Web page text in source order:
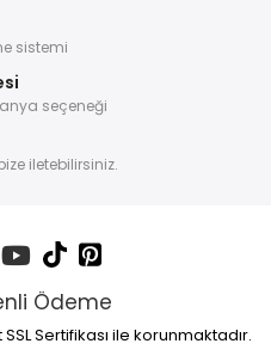
sistemi
seçeneği
iletebilirsiniz.
Ödeme
Sertifikası ile korunmaktadır.